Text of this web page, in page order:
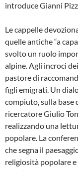
introduce Gianni
Le cappelle
quelle antiche “a
svolto un ruolo
alpine. Agli incroci
pastore di
figli emigrati. Un
compiuto, sulla base
ricercatore Giulio
realizzando una
popolare. La
che segna il
religiosità popolare